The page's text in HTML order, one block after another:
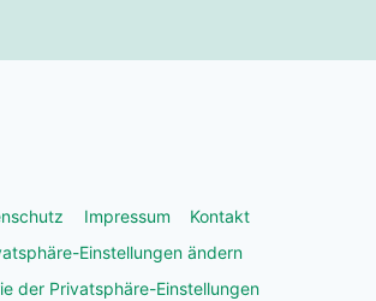
Impressum
Kontakt
Einstellungen ändern
der Privatsphäre-Einstellungen